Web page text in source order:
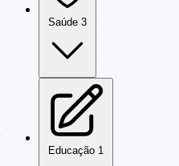
Saúde 3
Educação 1